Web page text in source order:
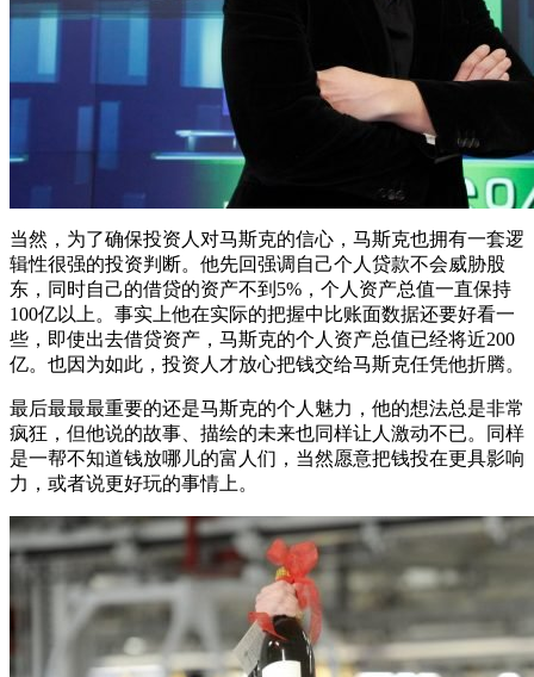
当然，为了确保投资人对马斯克的信心，马斯克也拥有一套逻
辑性很强的投资判断。他先回强调自己个人贷款不会威胁股
东，同时自己的借贷的资产不到5%，个人资产总值一直保持
100亿以上。事实上他在实际的把握中比账面数据还要好看一
些，即使出去借贷资产，马斯克的个人资产总值已经将近200
亿。也因为如此，投资人才放心把钱交给马斯克任凭他折腾。
最后最最最重要的还是马斯克的个人魅力，他的想法总是非常
疯狂，但他说的故事、描绘的未来也同样让人激动不已。同样
是一帮不知道钱放哪儿的富人们，当然愿意把钱投在更具影响
力，或者说更好玩的事情上。